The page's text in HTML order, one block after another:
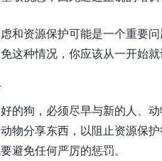
和资源保护可能是一个重要
这种情况，你应该从一开始就
的狗，必须尽早与新的人、动
物分享东西，以阻止资源保护
避免任何严厉的惩罚。